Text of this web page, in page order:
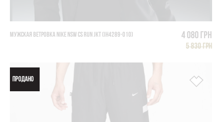
МУЖСКАЯ ВЕТРОВКА NIKE NSW CS RUN JKT (IH4289-010) 4 080 грн
5 830 грн
ПРОДАНО